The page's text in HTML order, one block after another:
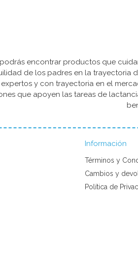
encontrar productos que
de los padres en la trayectoria
y con trayectoria en el
que apoyen las tareas de
Información
Términos y
Cambios y
Política de